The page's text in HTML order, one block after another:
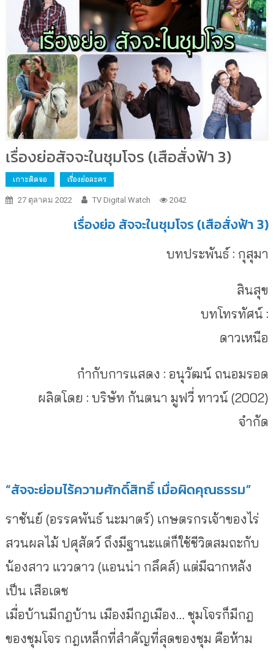
เรื่องย่อสัจจะในชุมโจร (เสือสั่งฟ้า 3)
เกาะติดจอ เรื่องย่อละคร
27 ตุลาคม 2022 TV Digital Watch 2042
เรื่องย่อ สัจจะในชุมโจร (เสือสั่งฟ้า 3)
บทประพันธ์ : กุสุมา
สินสุข
บทโทรทัศน์ :
ดาวเหนือ
กำกับการแสดง : อนุวัฒน์ ถนอมรอด
ผลิตโดย : บริษัท กันตนา มูฟวี่ ทาวน์ (2002)
จำกัด
“สัจจะย่อมไร้ความศักดิ์สิทธิ์ เมื่อผิดคุณธรรม”
ราชันย์ (อรรคพันธ์ นะมาตร์) เกษตรกรเจ้าของไร่
สวนผลไม้ ปศุสัตว์ ถึงมีฐานะแต่ก็ใช้ชีวิตสมถะกับ
น้องสาว แววดาว (แอนน่า กลึคส์) แต่มีฉากหลัง
เป็น เสือเดช
เมื่อบ้านมีกฎบ้าน เมืองมีกฎเมือง… ชุมโจรก็มีกฎ
ของชุมโจร กฎเหล็กที่สำคัญที่สุดของชุม คือห้าม